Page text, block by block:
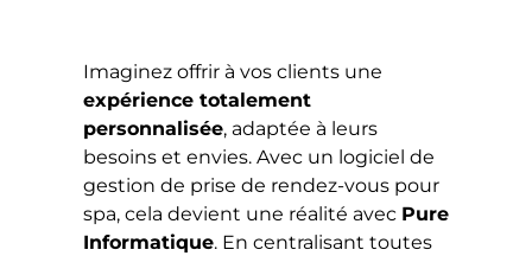
Imaginez offrir à vos clients une
expérience totalement
personnalisée, adaptée à leurs
besoins et envies. Avec un logiciel de
gestion de prise de rendez-vous pour
spa, cela devient une réalité avec Pure
Informatique. En centralisant toutes